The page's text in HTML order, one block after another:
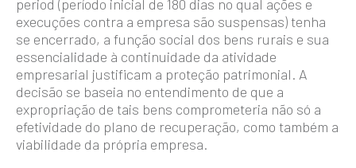
period (período inicial de 180 dias no qual ações e
execuções contra a empresa são suspensas) tenha
se encerrado, a função social dos bens rurais e sua
essencialidade à continuidade da atividade
empresarial justificam a proteção patrimonial. A
decisão se baseia no entendimento de que a
expropriação de tais bens comprometeria não só a
efetividade do plano de recuperação, como também a
viabilidade da própria empresa.